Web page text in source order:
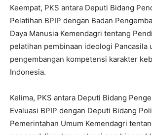
Keempat, PKS antara Deputi Bidang
Pelatihan BPIP dengan Badan
Daya Manusia Kemendagri tentang
pelatihan pembinaan ideologi Pancasila
pengembangan kompetensi karakter
Indonesia.
Kelima, PKS antara Deputi Bidang
Evaluasi BPIP dengan Deputi Bidang
Pemerintahan Umum Kemendagri